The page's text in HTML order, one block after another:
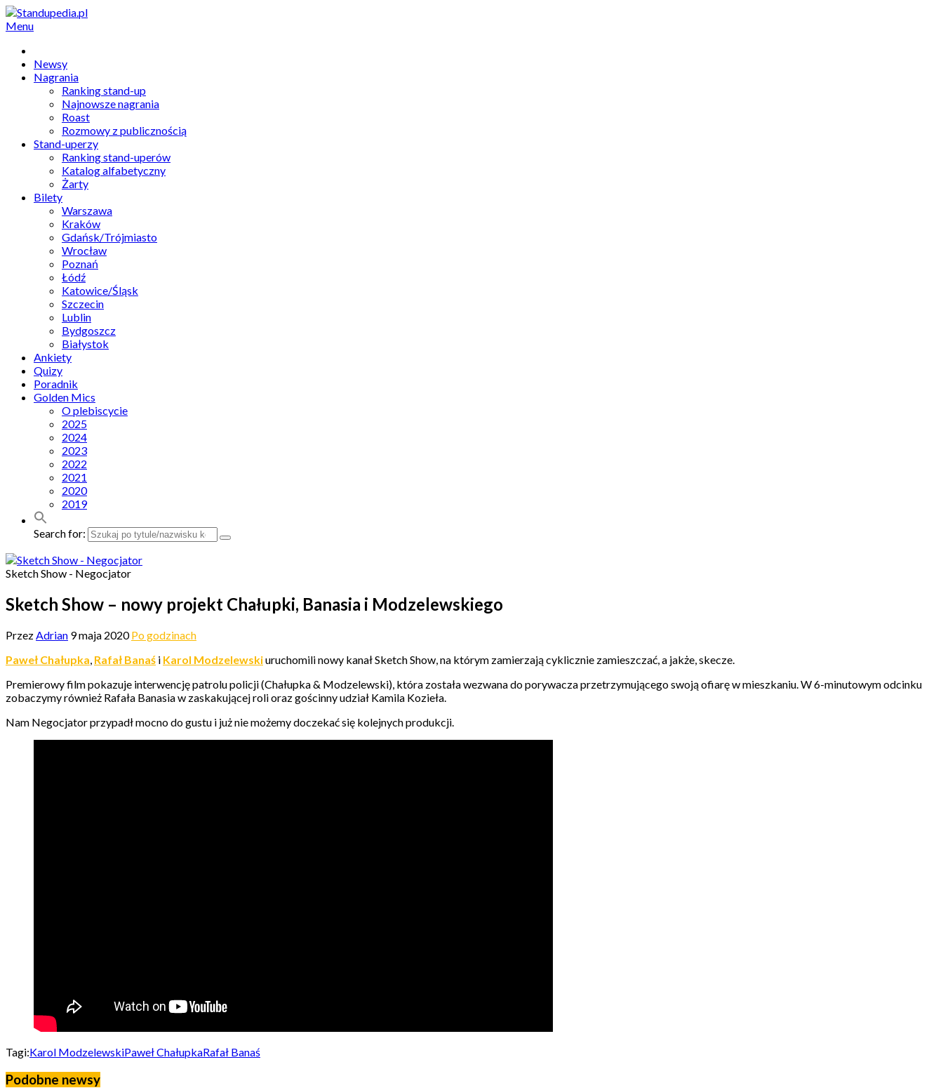
Menu
Newsy
Nagrania
Ranking stand-up
Najnowsze nagrania
Roast
Rozmowy z publicznością
Stand-uperzy
Ranking stand-uperów
Katalog alfabetyczny
Żarty
Bilety
Warszawa
Kraków
Gdańsk/Trójmiasto
Wrocław
Poznań
Łódź
Katowice/Śląsk
Szczecin
Lublin
Bydgoszcz
Białystok
Ankiety
Quizy
Poradnik
Golden Mics
O plebiscycie
2025
2024
2023
2022
2021
2020
2019
Search for:
Sketch Show - Negocjator
Sketch Show – nowy projekt Chałupki, Banasia i Modzelewskiego
PrzezAdrian 9 maja 2020 Po godzinach
Paweł Chałupka, Rafał Banaś i Karol Modzelewskiuruchomili nowy kanał Sketch Show, na którym zamierzają cyklicznie zamieszczać, a jakże, skecze.
Premierowy film pokazuje interwencję patrolu policji (Chałupka & Modzelewski), która została wezwana do porywacza przetrzymującego swoją ofiarę w mieszkaniu. W 6-minutowym odcinku
zobaczymy również Rafała Banasia w zaskakującej roli oraz gościnny udział Kamila Kozieła.
Nam Negocjator przypadł mocno do gustu i już nie możemy doczekać się kolejnych produkcji.
Tagi:Karol ModzelewskiPaweł ChałupkaRafał Banaś
Podobne newsy